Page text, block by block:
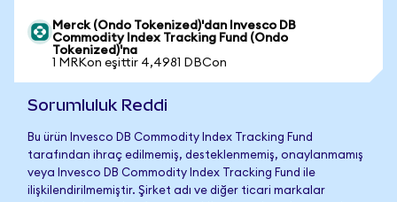
Merck (Ondo Tokenized)'dan Invesco DB
Commodity Index Tracking Fund (Ondo
Tokenized)'na
1 MRKon eşittir 4,4981 DBCon
Sorumluluk Reddi
Bu ürün Invesco DB Commodity Index Tracking Fund
tarafından ihraç edilmemiş, desteklenmemiş, onaylanmamış
veya Invesco DB Commodity Index Tracking Fund ile
ilişkilendirilmemiştir. Şirket adı ve diğer ticari markalar